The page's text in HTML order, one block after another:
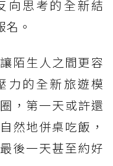
向思考的全新結
。
陌生人之間更容
力的全新旅遊模
，第一天或許還
然地併桌吃飯，
後一天甚至約好